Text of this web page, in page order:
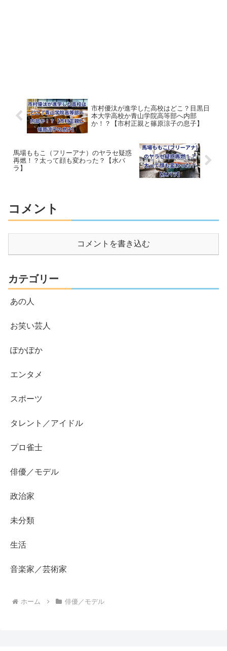
市村優汰が進学した高校はどこ？目黒日
本大学高校か青山学院高等部へ内部
か！？【市村正親と篠原涼子の息子】
馬場ももこ（フリーアナ）のヤラセ疑惑
再燃！？太って顔も変わった？【水バ
ラ】
コメント
コメントを書き込む
カテゴリー
あの人
お笑い芸人
ぽかぽか
エンタメ
スポーツ
タレント／アイドル
プロ雀士
俳優／モデル
政治家
未分類
生活
音楽家／芸術家
ホーム 俳優／モデル